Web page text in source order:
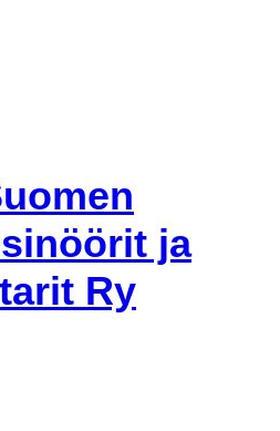
ja
Ry